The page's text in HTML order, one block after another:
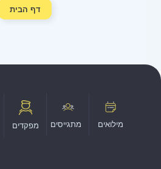
דף הבית
מילואים מתגייסים מפקדים